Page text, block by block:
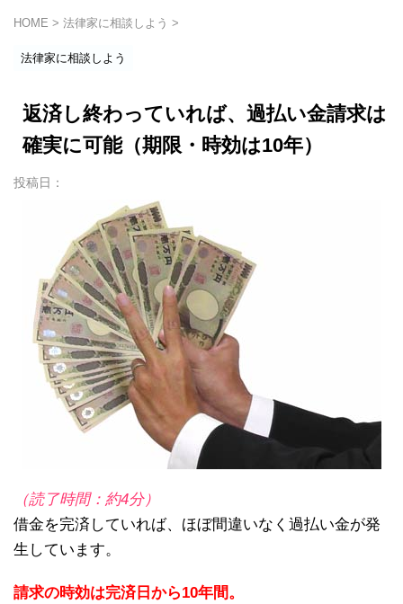
HOME > 法律家に相談しよう >
法律家に相談しよう
返済し終わっていれば、過払い金請求は
確実に可能（期限・時効は10年）
投稿日：
（読了時間：約4分）
借金を完済していれば、ほぼ間違いなく過払い金が発
生しています。
請求の時効は完済日から10年間。